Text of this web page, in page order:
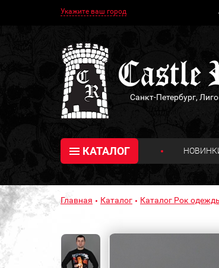
Укажите ваш город
Санкт-Петербург,
КАТАЛОГ
Главная Каталог Каталог Рок